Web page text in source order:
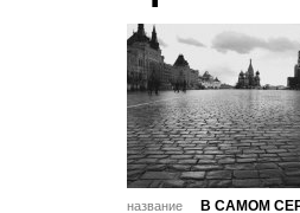
название В САМОМ